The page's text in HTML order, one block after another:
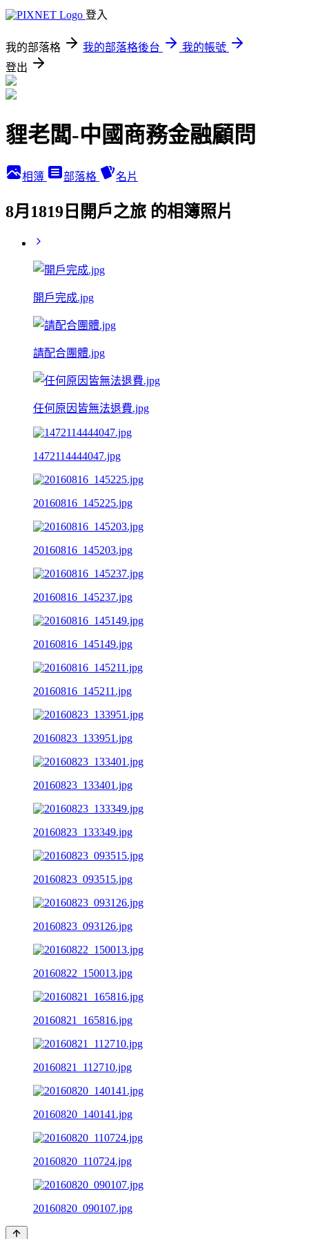
登入
我的部落格 我的部落格後台
我的帳號
登出
貍老闆-中國商務金融顧問
相簿 部落格 名片
8月1819日開戶之旅 的相簿照片
開戶完成.jpg
請配合團體.jpg
任何原因皆無法退費.jpg
1472114444047.jpg
20160816_145225.jpg
20160816_145203.jpg
20160816_145237.jpg
20160816_145149.jpg
20160816_145211.jpg
20160823_133951.jpg
20160823_133401.jpg
20160823_133349.jpg
20160823_093515.jpg
20160823_093126.jpg
20160822_150013.jpg
20160821_165816.jpg
20160821_112710.jpg
20160820_140141.jpg
20160820_110724.jpg
20160820_090107.jpg